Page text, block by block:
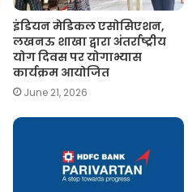
इंडियन मेडिकल एसोसिएशन,
लखनऊ शाखा द्वारा अंतर्राष्ट्रीय
योग दिवस पर योगाभ्यास
कार्यक्रम आयोजित
June 21, 2026